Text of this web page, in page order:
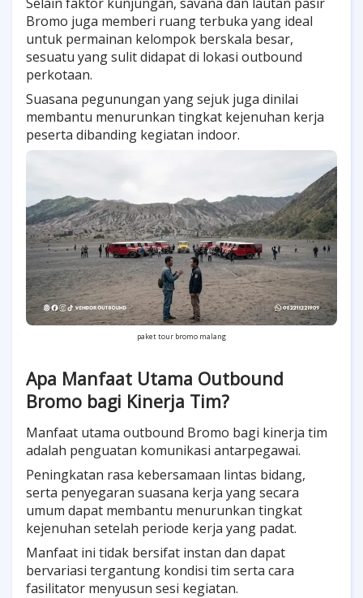
Bromo juga memberi ruang terbuka yang ideal
untuk permainan kelompok berskala besar,
sesuatu yang sulit didapat di lokasi outbound
perkotaan.
Suasana pegunungan yang sejuk juga dinilai
membantu menurunkan tingkat kejenuhan kerja
peserta dibanding kegiatan indoor.
paket tour bromo malang
Apa Manfaat Utama Outbound
Bromo bagi Kinerja Tim?
Manfaat utama outbound Bromo bagi kinerja tim
adalah penguatan komunikasi antarpegawai.
Peningkatan rasa kebersamaan lintas bidang,
serta penyegaran suasana kerja yang secara
umum dapat membantu menurunkan tingkat
kejenuhan setelah periode kerja yang padat.
Manfaat ini tidak bersifat instan dan dapat
bervariasi tergantung kondisi tim serta cara
fasilitator menyusun sesi kegiatan.